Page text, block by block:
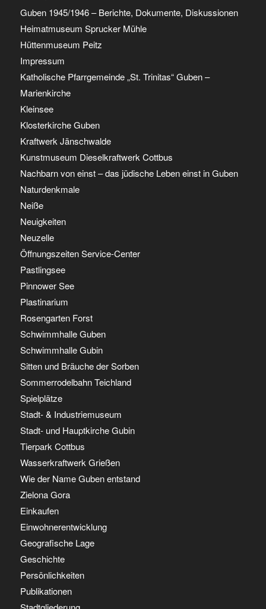
Guben 1945/1946 – Berichte, Dokumente, Diskussionen
Heimatmuseum Sprucker Mühle
Hüttenmuseum Peitz
Impressum
Katholische Pfarrgemeinde „St. Trinitas“ Guben –
Marienkirche
Kleinsee
Klosterkirche Guben
Kraftwerk Jänschwalde
Kunstmuseum Dieselkraftwerk Cottbus
Nachbarn von einst – das jüdische Leben einst in Guben
Naturdenkmale
Neiße
Neuigkeiten
Neuzelle
Öffnungszeiten Service-Center
Pastlingsee
Pinnower See
Plastinarium
Rosengarten Forst
Schwimmhalle Guben
Schwimmhalle Gubin
Sitten und Bräuche der Sorben
Sommerrodelbahn Teichland
Spielplätze
Stadt- & Industriemuseum
Stadt- und Hauptkirche Gubin
Tierpark Cottbus
Wasserkraftwerk Grießen
Wie der Name Guben entstand
Zielona Gora
Einkaufen
Einwohnerentwicklung
Geografische Lage
Geschichte
Persönlichkeiten
Publikationen